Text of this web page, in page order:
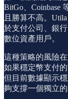
BitGo、Coinbase
且勝算不高。
於支付公司、銀
數位資產用戶。
這種策略的風險
如果穩定幣支付
但目前數據顯示
夠支撐一個獨立的